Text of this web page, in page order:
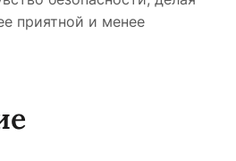
приятной и менее